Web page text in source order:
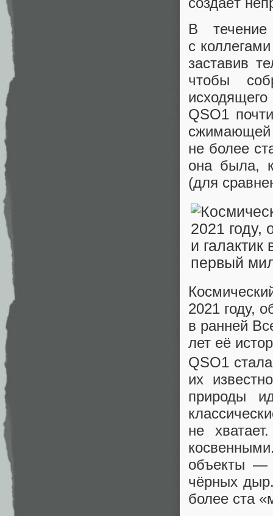
В
с
заставив
чтобы
QSO1
не более
она была,
(для
2021 году,
в ранней
лет её
QSO1
их
природы
не
объекты —
чёрных
более ста